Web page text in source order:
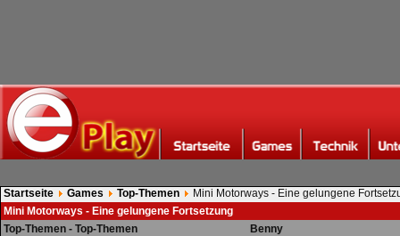
Startseite Games Top-Themen
Mini Motorways - Eine gelungene
Mini Motorways - Eine gelungene Fortsetzung
Top-Themen - Top-Themen
Benny